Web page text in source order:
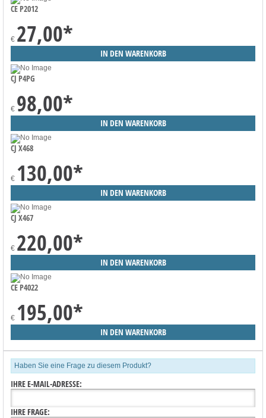
CE P2012
€ 27,00*
CJ P4PG
€ 98,00*
CJ X468
€ 130,00*
CJ X467
€ 220,00*
CE P4022
€ 195,00*
Haben Sie eine Frage zu diesem Produkt?
IHRE E-MAIL-ADRESSE:
IHRE FRAGE: